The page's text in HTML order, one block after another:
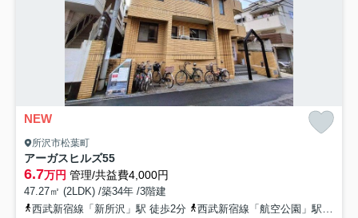
NEW
所沢市松葉町
アーガスヒルズ55
6.7万円 管理/共益費4,000円
47.27㎡ (2LDK) /築34年 /3階建
西武新宿線「新所沢」駅 徒歩2分
西武新宿線「航空公園」駅 徒歩20分